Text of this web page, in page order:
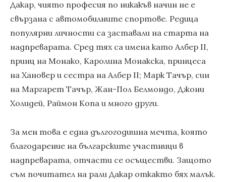
Дакар, чиято професия по никакъв начин не е
свързана с автомобилните спортове. Редица
популярни личности са заставали на старта на
надпреварата. Сред тях са имена като Албер II,
принц на Монако, Каролина Монакска, принцеса
на Хановер и сестра на Албер ІІ; Марк Тачър, син
на Маргарет Тачър, Жан-Пол Белмондо, Джони
Холидей, Раймон Копа и много други.
За мен това е една дългогодишна мечта, която
благодарение на българските участници в
надпреварата, отчасти се осъществи. Защото
съм почитател на рали Дакар откакто бях малък.